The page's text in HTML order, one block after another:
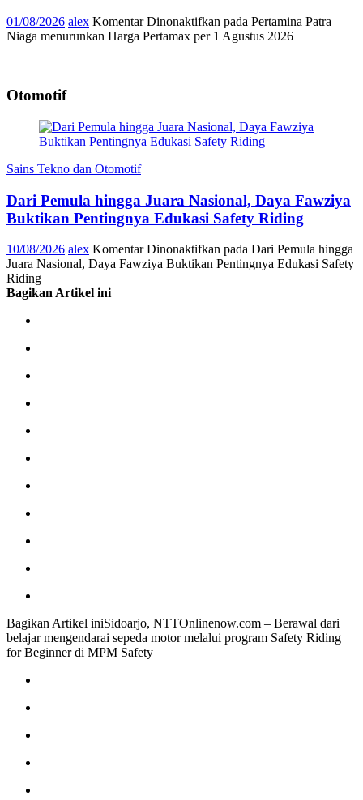
01/08/2026 alex Komentar Dinonaktifkan pada Pertamina Patra
Niaga menurunkan Harga Pertamax per 1 Agustus 2026
Otomotif
Sains Tekno dan Otomotif
Dari Pemula hingga Juara Nasional, Daya Fawziya
Buktikan Pentingnya Edukasi Safety Riding
10/08/2026 alex Komentar Dinonaktifkan pada Dari Pemula hingga
Juara Nasional, Daya Fawziya Buktikan Pentingnya Edukasi Safety
Riding
Bagikan Artikel ini
Bagikan Artikel iniSidoarjo, NTTOnlinenow.com – Berawal dari
belajar mengendarai sepeda motor melalui program Safety Riding
for Beginner di MPM Safety